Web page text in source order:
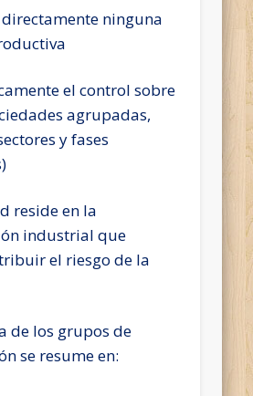
ninguna
el control sobre
agrupadas,
y fases
reside en la
industrial que
el riesgo de la
de los grupos de
se resume en: